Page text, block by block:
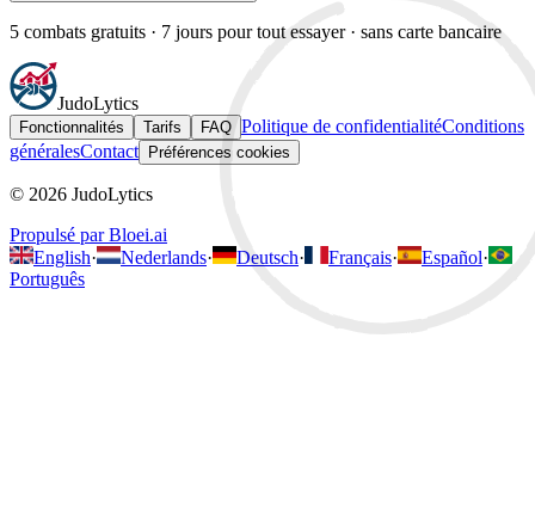
5 combats gratuits · 7 jours pour tout essayer · sans carte bancaire
JudoLytics
Fonctionnalités Tarifs FAQ Politique de confidentialitéConditions
généralesContact Préférences cookies
© 2026 JudoLytics
Propulsé par Bloei.ai
English· Nederlands· Deutsch· Français· Español·
Português